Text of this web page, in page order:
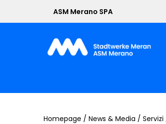
ASM Merano SPA
Homepage / News & Media / Servizi